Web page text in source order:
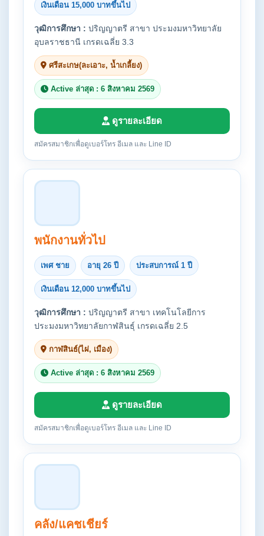
เงินเดือน 15,000 บาทขึ้นไป
วุฒิการศึกษา : ปริญญาตรี สาขา ประมงมหาวิทยาลัย
อุบลราชธานี เกรดเฉลี่ย 3.3
ศรีสะเกษ(ละเอาะ, น้ำเกลี้ยง)
Active ล่าสุด : 6 สิงหาคม 2569
ดูรายละเอียด
สมัครสมาชิกเพื่อดูเบอร์โทร อีเมล และ Line ID
พนักงานทั่วไป
เพศ ชาย อายุ 26 ปี ประสบการณ์ 1 ปี
เงินเดือน 12,000 บาทขึ้นไป
วุฒิการศึกษา : ปริญญาตรี สาขา เทคโนโลยีการ
ประมงมหาวิทยาลัยกาฬสินธุ์ เกรดเฉลี่ย 2.5
กาฬสินธ์(ไผ่, เมือง)
Active ล่าสุด : 6 สิงหาคม 2569
ดูรายละเอียด
สมัครสมาชิกเพื่อดูเบอร์โทร อีเมล และ Line ID
คลัง/แคชเชียร์